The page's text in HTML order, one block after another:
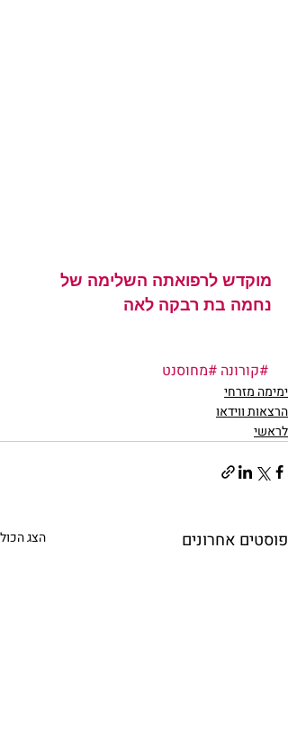
מוקדש לרפואתה השלימה של
נחמה בת רבקה לאה
#קורונה #מחוסנט
ימימה מזרחי
הרצאות ווידאו
לראשי
פוסטים אחרונים הצג הכול